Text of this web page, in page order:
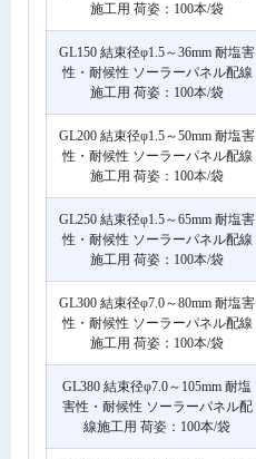
施工用 荷姿：100本/袋
GL150 結束径φ1.5～36mm 耐塩害
性・耐候性 ソーラーパネル配線
施工用 荷姿：100本/袋
GL200 結束径φ1.5～50mm 耐塩害
性・耐候性 ソーラーパネル配線
施工用 荷姿：100本/袋
GL250 結束径φ1.5～65mm 耐塩害
性・耐候性 ソーラーパネル配線
施工用 荷姿：100本/袋
GL300 結束径φ7.0～80mm 耐塩害
性・耐候性 ソーラーパネル配線
施工用 荷姿：100本/袋
GL380 結束径φ7.0～105mm 耐塩
害性・耐候性 ソーラーパネル配
線施工用 荷姿：100本/袋